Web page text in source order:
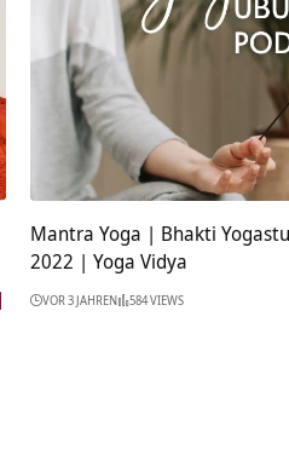
Mantra Yoga | Bhakti
2022 | Yoga Vidya
VOR 3 JAHREN 584 VIEWS